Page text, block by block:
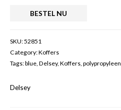
BESTEL NU
SKU:52851
Category:Koffers
Tags:blue, Delsey, Koffers, polypropyleen
Delsey